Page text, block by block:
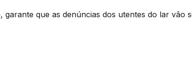
que as denúncias dos utentes do lar vão